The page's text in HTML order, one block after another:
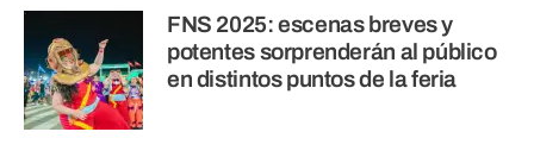
FNS 2025: escenas breves y
potentes sorprenderán al público
en distintos puntos de la feria